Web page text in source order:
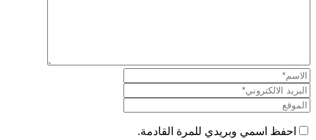
احفظ اسمي وبريدي للمرة القادمة.